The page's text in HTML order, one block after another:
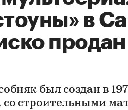
в
продан
был создан в
со строительными